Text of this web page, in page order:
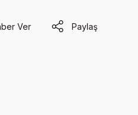
Ver Paylaş